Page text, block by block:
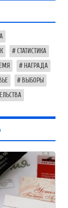
СТАТИСТИКА
НАГРАДА
ВЫБОРЫ